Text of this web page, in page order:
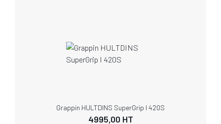
Grappin HULTDINS SuperGrip I 420S
4995,00HT